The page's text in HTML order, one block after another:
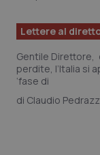
Lettere al
Gentile
perdite, l’Italia si
‘fase di
Claudio